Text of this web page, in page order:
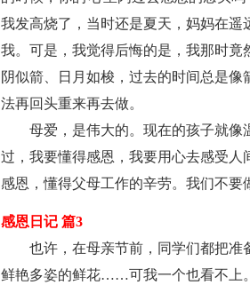
我发高烧了，当时还是夏天，妈妈在
我。可是，我觉得后悔的是，我那时
阴似箭、日月如梭，过去的时间总是
法再回头重来再去做。
母爱，是伟大的。现在的孩子就
过，我要懂得感恩，我要用心去感受
感恩，懂得父母工作的辛劳。我们不要
感恩日记 篇3
也许，在母亲节前，同学们都把
鲜艳多姿的鲜花……可我一个也看不上